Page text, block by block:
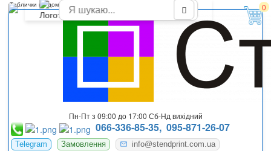
0
Пн-Пт з 09:00 до 17:00 Сб-Нд вихідний
066-336-85-35, 095-871-26-07
Telegram Замовлення info@stendprint.com.ua
Таблички на дома